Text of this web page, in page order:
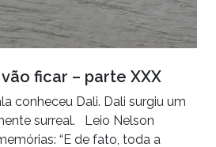
ficar – parte XXX
conheceu Dali. Dali surgiu um
surreal. Leio Nelson
“E de fato, toda a